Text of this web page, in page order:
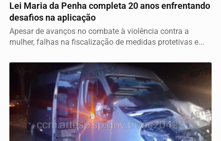
Lei Maria da Penha completa 20 anos enfrentando
desafios na aplicação
Apesar de avanços no combate à violência contra a
mulher, falhas na fiscalização de medidas protetivas e...